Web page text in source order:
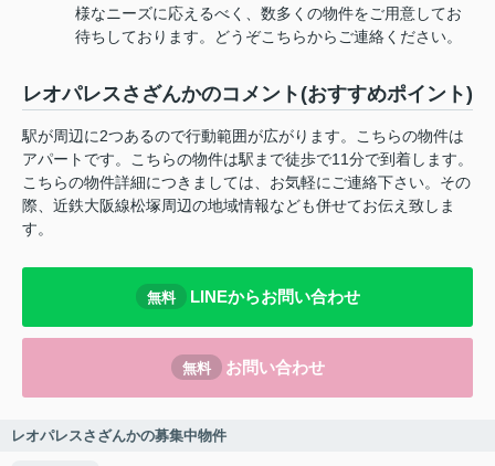
様なニーズに応えるべく、数多くの物件をご用意してお
待ちしております。どうぞこちらからご連絡ください。
レオパレスさざんかのコメント(おすすめポイント)
駅が周辺に2つあるので行動範囲が広がります。こちらの物件は
アパートです。こちらの物件は駅まで徒歩で11分で到着します。
こちらの物件詳細につきましては、お気軽にご連絡下さい。その
際、近鉄大阪線松塚周辺の地域情報なども併せてお伝え致しま
す。
無料 LINEからお問い合わせ
無料 お問い合わせ
レオパレスさざんかの募集中物件